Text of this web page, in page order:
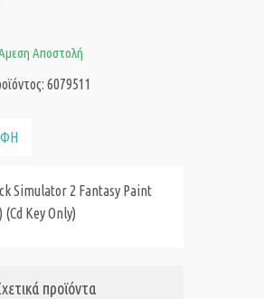
Αποστολή
6079511
Simulator 2 Fantasy Paint
(Cd Key Only)
προϊόντα